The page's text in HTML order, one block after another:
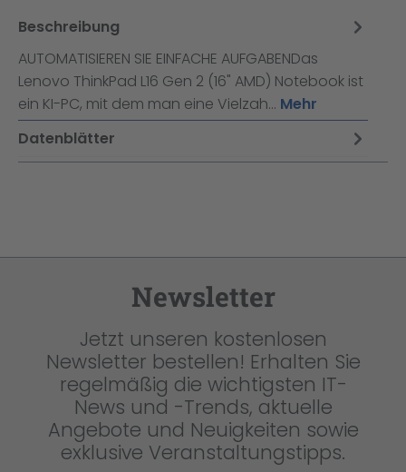
Beschreibung
AUTOMATISIEREN SIE EINFACHE AUFGABENDas
Lenovo ThinkPad L16 Gen 2 (16" AMD) Notebook ist
ein KI-PC, mit dem man eine Vielzah… Mehr
Datenblätter
Newsletter
Jetzt unseren kostenlosen
Newsletter bestellen! Erhalten Sie
regelmäßig die wichtigsten IT-
News und -Trends, aktuelle
Angebote und Neuigkeiten sowie
exklusive Veranstaltungstipps.